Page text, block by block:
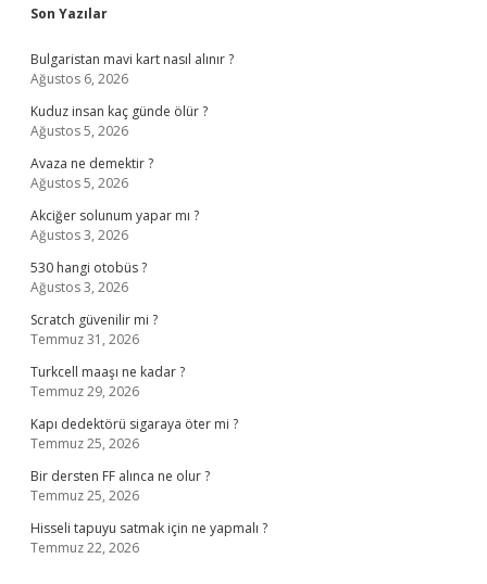
Sidebar
Son Yazılar
Bulgaristan mavi kart nasıl alınır ?
Ağustos 6, 2026
Kuduz insan kaç günde ölür ?
Ağustos 5, 2026
Avaza ne demektir ?
Ağustos 5, 2026
Akciğer solunum yapar mı ?
Ağustos 3, 2026
530 hangi otobüs ?
Ağustos 3, 2026
Scratch güvenilir mi ?
Temmuz 31, 2026
Turkcell maaşı ne kadar ?
Temmuz 29, 2026
Kapı dedektörü sigaraya öter mi ?
Temmuz 25, 2026
Bir dersten FF alınca ne olur ?
Temmuz 25, 2026
Hisseli tapuyu satmak için ne yapmalı ?
Temmuz 22, 2026